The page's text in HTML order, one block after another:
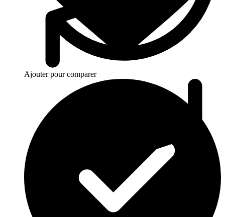
Ajouter pour comparer